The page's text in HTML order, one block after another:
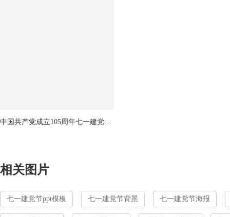
中国共产党成立105周年七一建党节合集
相关图片
七一建党节ppt模板 七一建党节背景 七一建党节海报